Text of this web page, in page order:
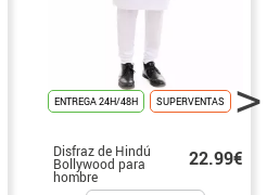
ENTREGA 24H/48H SUPERVENTAS
Disfraz de Hindú
Bollywood para
hombre
22.99€